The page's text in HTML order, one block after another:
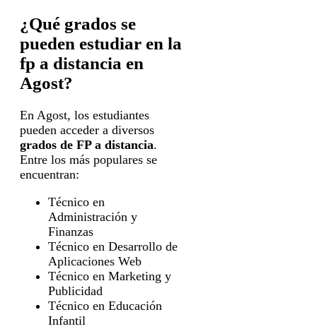
¿Qué grados se
pueden estudiar en la
fp a distancia en
Agost?
En Agost, los estudiantes
pueden acceder a diversos
grados de FP a distancia.
Entre los más populares se
encuentran:
Técnico en
Administración y
Finanzas
Técnico en Desarrollo de
Aplicaciones Web
Técnico en Marketing y
Publicidad
Técnico en Educación
Infantil